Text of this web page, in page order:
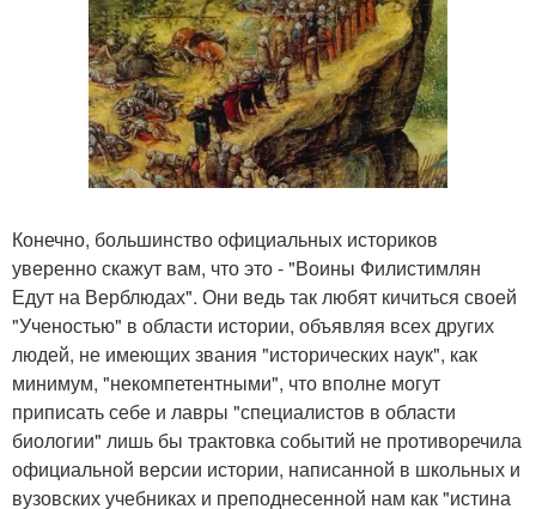
Конечно, большинство официальных историков
уверенно скажут вам, что это - "Воины Филистимлян
Едут на Верблюдах". Они ведь так любят кичиться своей
"Ученостью" в области истории, объявляя всех других
людей, не имеющих звания "исторических наук", как
минимум, "некомпетентными", что вполне могут
приписать себе и лавры "специалистов в области
биологии" лишь бы трактовка событий не противоречила
официальной версии истории, написанной в школьных и
вузовских учебниках и преподнесенной нам как "истина